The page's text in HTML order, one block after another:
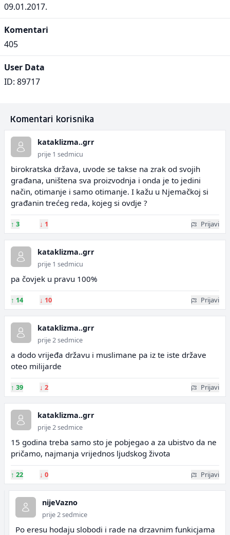
09.01.2017.
Komentari
405
User Data
ID: 89717
Komentari korisnika
kataklizma..grr
prije 1 sedmicu
birokratska država, uvode se takse na zrak od svojih
građana, uništena sva proizvodnja i onda je to jedini
način, otimanje i samo otimanje. I kažu u Njemačkoj si
građanin trećeg reda, kojeg si ovdje ?
↑ 3 ↓ 1 Prijavi
kataklizma..grr
prije 1 sedmicu
pa čovjek u pravu 100%
↑ 14 ↓ 10 Prijavi
kataklizma..grr
prije 2 sedmice
a dodo vrijeđa državu i muslimane pa iz te iste države
oteo milijarde
↑ 39 ↓ 2 Prijavi
kataklizma..grr
prije 2 sedmice
15 godina treba samo sto je pobjegao a za ubistvo da ne
pričamo, najmanja vrijednos ljudskog života
↑ 22 ↓ 0 Prijavi
nijeVazno
prije 2 sedmice
Po eresu hodaju slobodi i rade na drzavnim funkicjama